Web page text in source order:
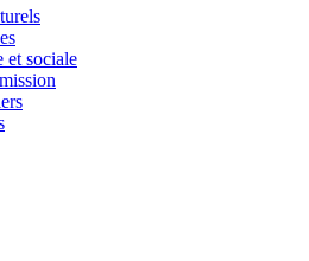
et sociale